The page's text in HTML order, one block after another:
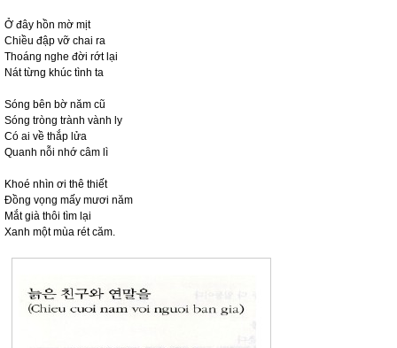
Ở đây hồn mờ mịt
Chiều đập vỡ chai ra
Thoáng nghe đời rớt lại
Nát từng khúc tình ta
Sóng bên bờ năm cũ
Sóng tròng trành vành ly
Có ai về thắp lửa
Quanh nỗi nhớ câm lì
Khoé nhìn ơi thê thiết
Đồng vọng mấy mươi năm
Mắt già thôi tìm lại
Xanh một mùa rét căm.